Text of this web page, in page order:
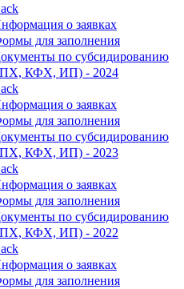
о заявках
для заполнения
по субсидированию
КФХ, ИП) - 2024
о заявках
для заполнения
по субсидированию
КФХ, ИП) - 2023
о заявках
для заполнения
по субсидированию
КФХ, ИП) - 2022
о заявках
для заполнения